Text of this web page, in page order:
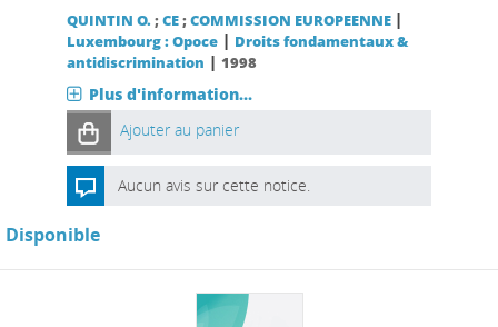
QUINTIN O.;CE;COMMISSION EUROPEENNE |
Luxembourg : Opoce| Droits fondamentaux &
antidiscrimination | 1998
Plus d'information...
Ajouter au panier
Aucun avis sur cette notice.
Disponible